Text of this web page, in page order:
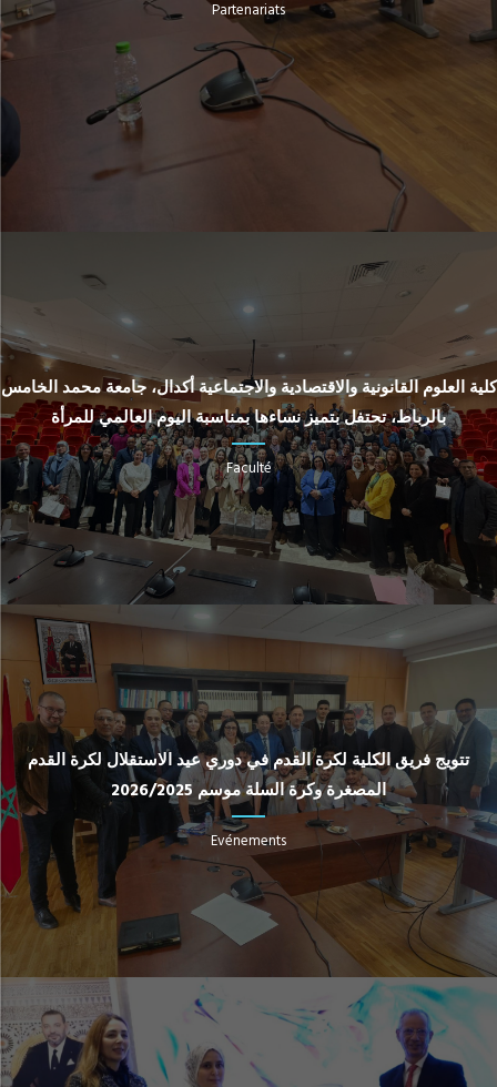
Partenariats
كلية العلوم القانونية والاقتصادية والاجتماعية أكدال، جامعة محمد الخامس
بالرباط، تحتفل بتميز نساءها بمناسبة اليوم العالمي للمرأة
Faculté
تتويج فريق الكلية لكرة القدم في دوري عيد الاستقلال لكرة القدم
المصغرة وكرة السلة موسم 2026/2025
Evénements